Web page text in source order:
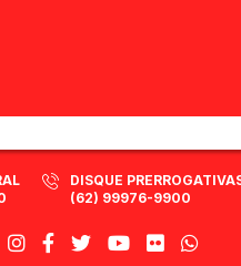
DISQUE
(62) 99976-9900